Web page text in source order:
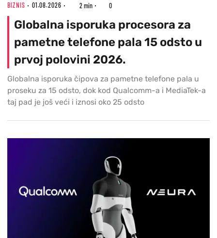
BIZNIS 01.08.2026 2 min 0
Globalna isporuka procesora za
pametne telefone pala 15 odsto u
prvoj polovini 2026.
Globalna isporuka čipova za pametne telefone pala u
proseku za 15 odsto, dok kod Qualcomm-a i MediaTek-a
taj pad je još veći i iznosi oko 25 odsto